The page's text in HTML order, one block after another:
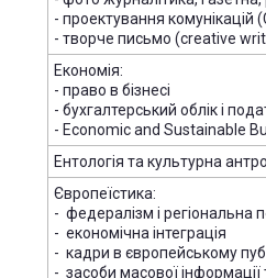
- проектування
- творче письмо (creative
Економія:
- право в бізнесі
- бухгалтерський облік і
- Economic and Sustainable
Ентологія та культурна
Європеїстика:
- федералізм і регіональна
- економічна інтеграція
- кадри в європейському
- засоби масової інформації